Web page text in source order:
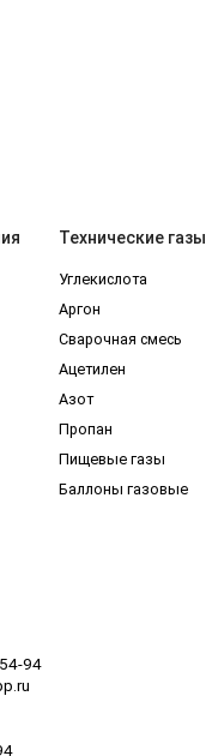
Технические газы
Углекислота
Аргон
Сварочная смесь
Ацетилен
Азот
Пропан
Пищевые газы
Баллоны газовые
94